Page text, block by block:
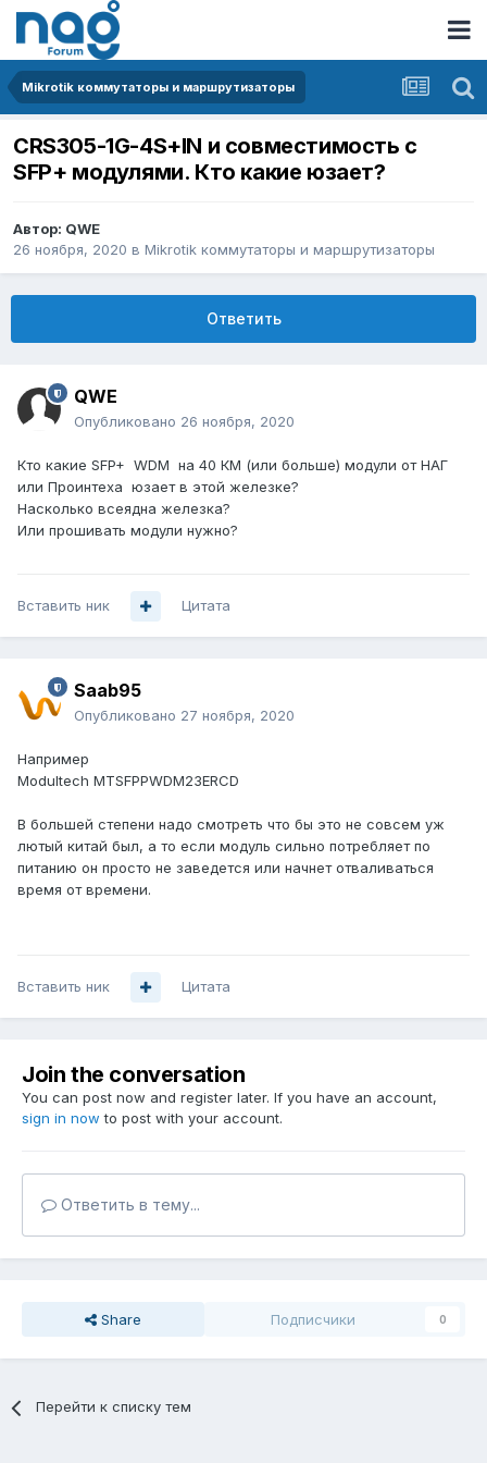
Mikrotik коммутаторы и маршрутизаторы
CRS305-1G-4S+IN и совместимость с
SFP+ модулями. Кто какие юзает?
Автор: QWE
26 ноября, 2020 в Mikrotik коммутаторы и маршрутизаторы
Ответить
QWE
Опубликовано 26 ноября, 2020
Кто какие SFP+ WDM на 40 КМ (или больше) модули от НАГ
или Проинтеха юзает в этой железке?
Насколько всеядна железка?
Или прошивать модули нужно?
Вставить ник Цитата
Saab95
Опубликовано 27 ноября, 2020
Например
Modultech MTSFPPWDM23ERCD
В большей степени надо смотреть что бы это не совсем уж
лютый китай был, а то если модуль сильно потребляет по
питанию он просто не заведется или начнет отваливаться
время от времени.
Вставить ник Цитата
Join the conversation
You can post now and register later. If you have an account,
sign in now to post with your account.
Ответить в тему...
Share Подписчики 0
Перейти к списку тем